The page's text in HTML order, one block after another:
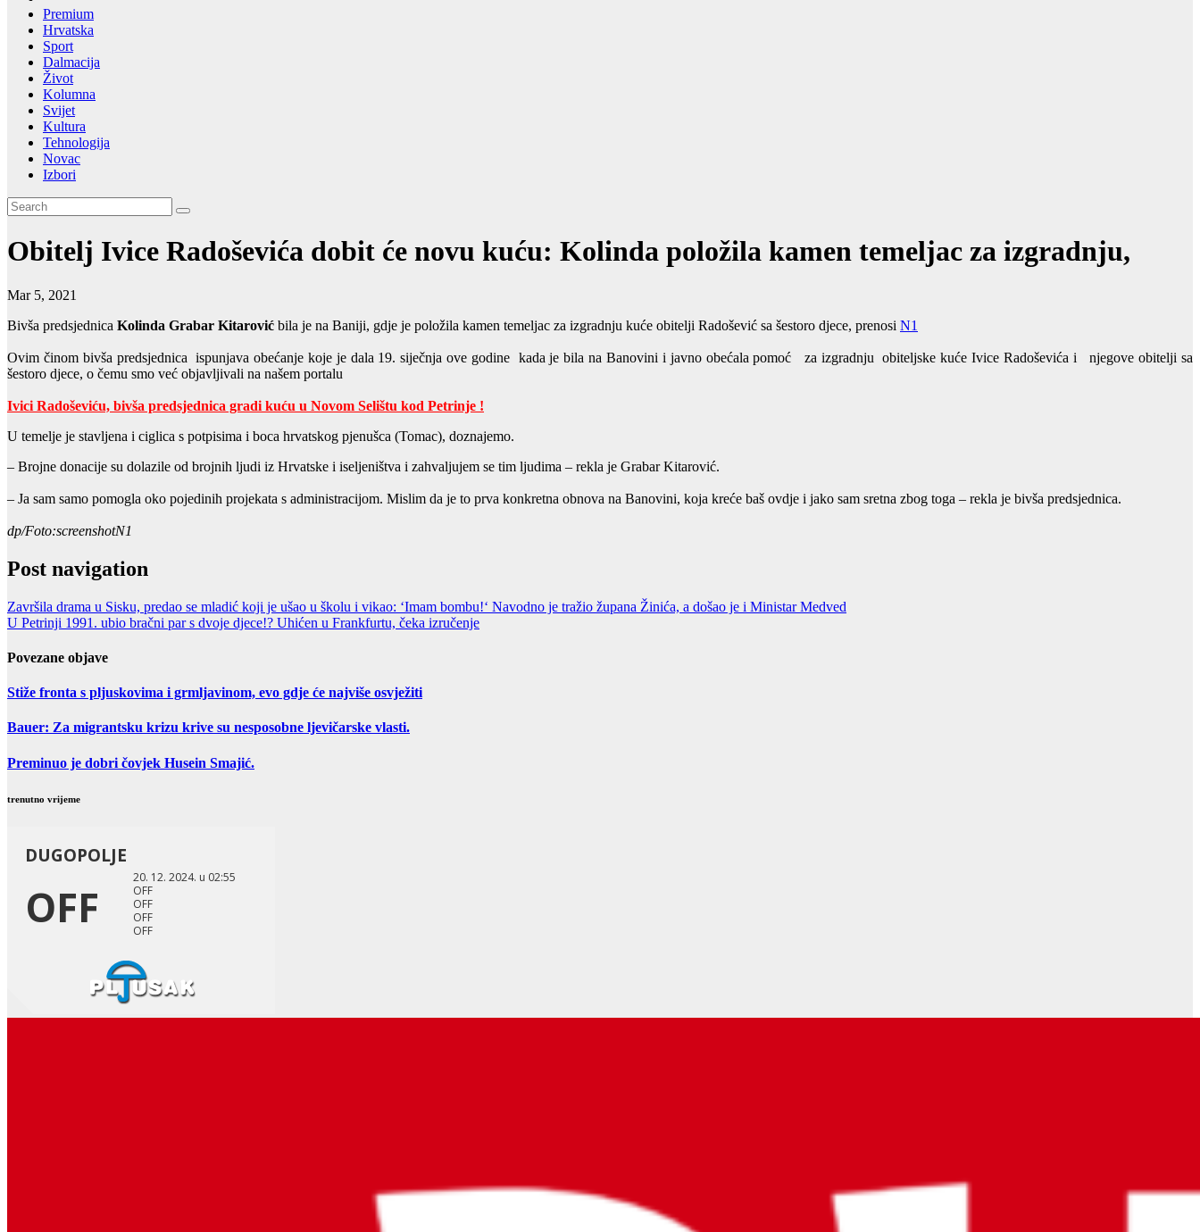
Premium
Hrvatska
Sport
Dalmacija
Život
Kolumna
Svijet
Kultura
Tehnologija
Novac
Izbori
Obitelj Ivice Radoševića dobit će novu kuću: Kolinda položila kamen temeljac za izgradnju,
Mar 5, 2021
Bivša predsjednica Kolinda Grabar Kitarović bila je na Baniji, gdje je položila kamen temeljac za izgradnju kuće obitelji Radošević sa šestoro djece, prenosi N1
Ovim činom bivša predsjednica ispunjava obećanje koje je dala 19. siječnja ove godine kada je bila na Banovini i javno obećala pomoć za izgradnju obiteljske kuće Ivice Radoševića i njegove obitelji sa
šestoro djece, o čemu smo već objavljivali na našem portalu
Ivici Radoševiću, bivša predsjednica gradi kuću u Novom Selištu kod Petrinje !
U temelje je stavljena i ciglica s potpisima i boca hrvatskog pjenušca (Tomac), doznajemo.
– Brojne donacije su dolazile od brojnih ljudi iz Hrvatske i iseljeništva i zahvaljujem se tim ljudima – rekla je Grabar Kitarović.
– Ja sam samo pomogla oko pojedinih projekata s administracijom. Mislim da je to prva konkretna obnova na Banovini, koja kreće baš ovdje i jako sam sretna zbog toga – rekla je bivša predsjednica.
dp/Foto:screenshotN1
Post navigation
Završila drama u Sisku, predao se mladić koji je ušao u školu i vikao: ‘Imam bombu!‘ Navodno je tražio župana Žinića, a došao je i Ministar Medved
U Petrinji 1991. ubio bračni par s dvoje djece!? Uhićen u Frankfurtu, čeka izručenje
Povezane objave
Stiže fronta s pljuskovima i grmljavinom, evo gdje će najviše osvježiti
Bauer: Za migrantsku krizu krive su nesposobne ljevičarske vlasti.
Preminuo je dobri čovjek Husein Smajić.
trenutno vrijeme